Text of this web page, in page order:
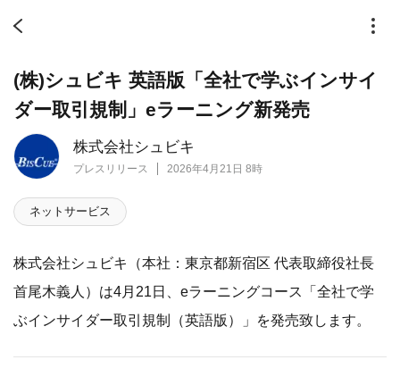
株式会社シュビキ
プレスリリース 2026年4月21日 8時
(株)シュビキ 英語版「全社で学ぶインサイ
ダー取引規制」eラーニング新発売
ネットサービス
株式会社シュビキ（本社：東京都新宿区 代表取締役社長
首尾木義人）は4月21日、eラーニングコース「全社で学
ぶインサイダー取引規制（英語版）」を発売致します。